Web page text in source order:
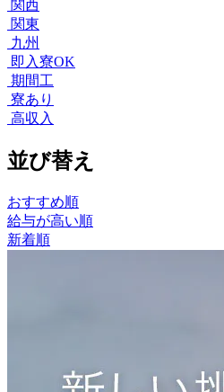
関西
関東
九州
即入寮OK
期間工
寮あり
高収入
並び替え
おすすめ順
給与が高い順
新着順